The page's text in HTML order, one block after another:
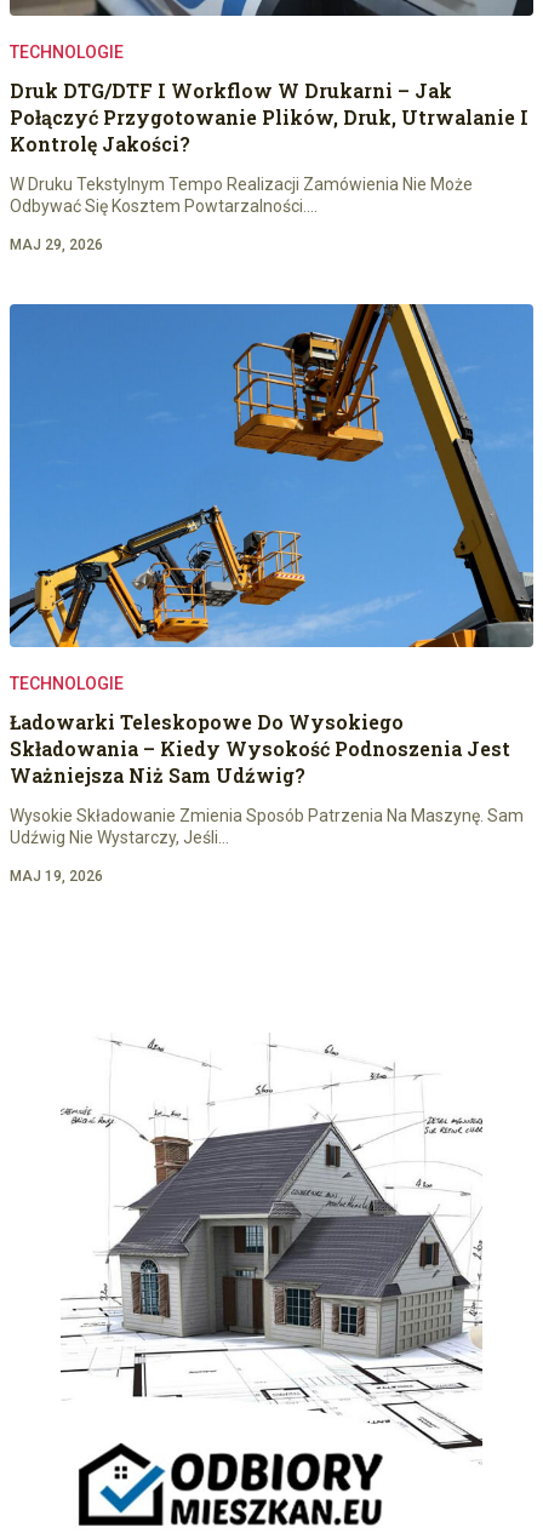
TECHNOLOGIE
Druk DTG/DTF I Workflow W Drukarni – Jak
Połączyć Przygotowanie Plików, Druk, Utrwalanie I
Kontrolę Jakości?
W Druku Tekstylnym Tempo Realizacji Zamówienia Nie Może
Odbywać Się Kosztem Powtarzalności.…
MAJ 29, 2026
TECHNOLOGIE
Ładowarki Teleskopowe Do Wysokiego
Składowania – Kiedy Wysokość Podnoszenia Jest
Ważniejsza Niż Sam Udźwig?
Wysokie Składowanie Zmienia Sposób Patrzenia Na Maszynę. Sam
Udźwig Nie Wystarczy, Jeśli…
MAJ 19, 2026